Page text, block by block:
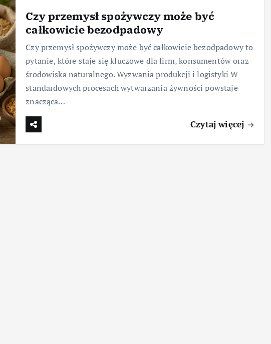
Czy przemysł spożywczy może być
całkowicie bezodpadowy
Czy przemysł spożywczy może być całkowicie bezodpadowy to
pytanie, które staje się kluczowe dla firm, konsumentów oraz
środowiska naturalnego. Wyzwania produkcji i logistyki W
standardowych procesach wytwarzania żywności powstaje
znacząca…
Czytaj więcej